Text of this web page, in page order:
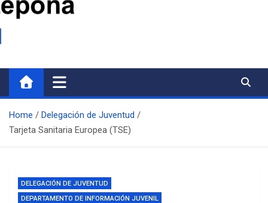
Home
Delegación de Juventud
Tarjeta Sanitaria Europea (TSE)
DELEGACIÓN DE JUVENTUD
DEPARTAMENTO DE INFORMACIÓN JUVENIL